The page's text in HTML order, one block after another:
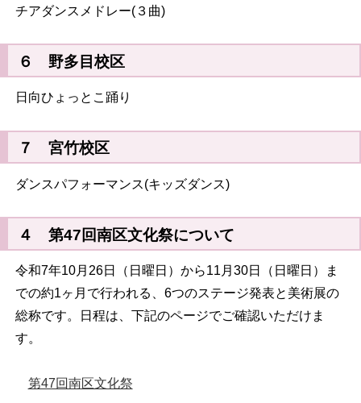
チアダンスメドレー(３曲)
６ 野多目校区
日向ひょっとこ踊り
７ 宮竹校区
ダンスパフォーマンス(キッズダンス)
４ 第47回南区文化祭について
令和7年10月26日（日曜日）から11月30日（日曜日）ま
での約1ヶ月で行われる、6つのステージ発表と美術展の
総称です。日程は、下記のページでご確認いただけま
す。
第47回南区文化祭